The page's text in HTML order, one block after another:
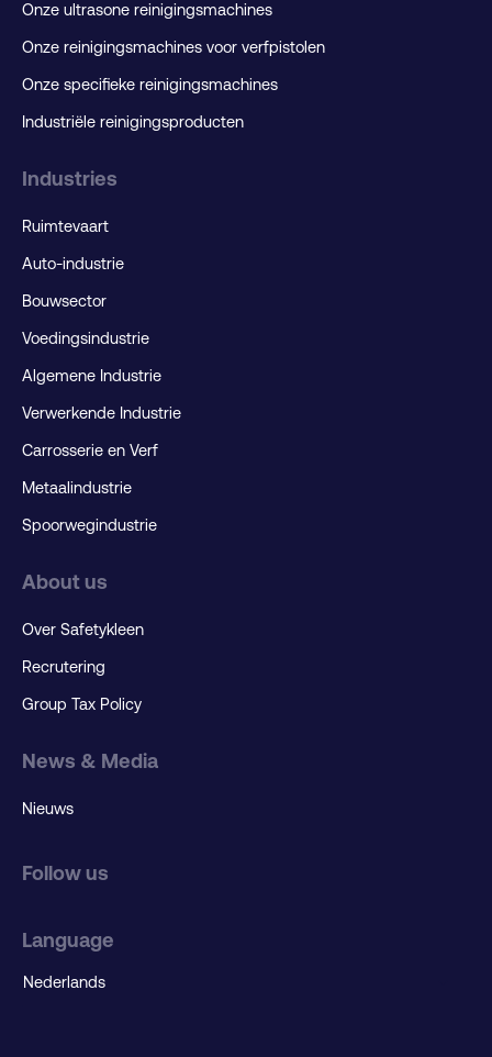
Onze ultrasone reinigingsmachines
Onze reinigingsmachines voor verfpistolen
Onze specifieke reinigingsmachines
Industriële reinigingsproducten
Industries
Ruimtevaart
Auto-industrie
Bouwsector
Voedingsindustrie
Algemene Industrie
Verwerkende Industrie
Carrosserie en Verf
Metaalindustrie
Spoorwegindustrie
About us
Over Safetykleen
Recrutering
Group Tax Policy
News & Media
Nieuws
Follow us
Language